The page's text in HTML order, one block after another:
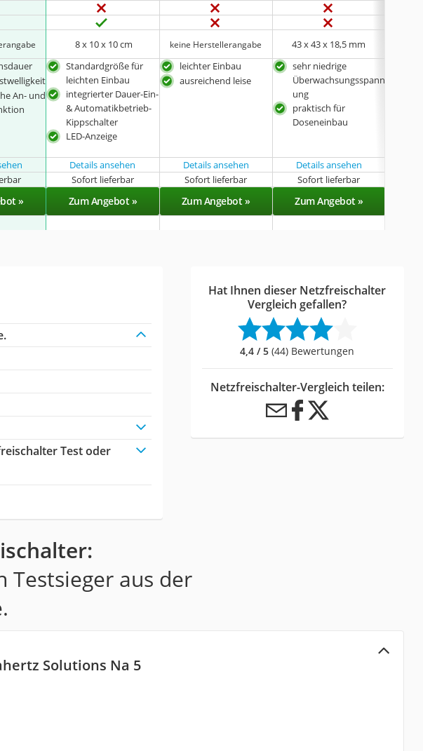
‎ 8 x 10 x 10 cm keine Herstellerangabe 43 x 43 x 18,5 mm
An- und
Standardgröße für
leichten Einbau
integrierter Dauer-Ein-
& Automatikbetrieb-
Kippschalter
LED-Anzeige
leichter Einbau
ausreichend leise
sehr niedrige
Überwachsungsspann
ung
praktisch für
Doseneinbau
Details ansehen Details ansehen
Details ansehen
Sofort lieferbar Sofort lieferbar Sofort lieferbar
» Zum Angebot » Zum Angebot » Zum Angebot »
Test oder
Hat Ihnen dieser Netzfreischalter
Vergleich gefallen?
4,4 / 5 (44) Bewertungen
Netzfreischalter-Vergleich teilen:
Testsieger aus der
Solutions Na 5